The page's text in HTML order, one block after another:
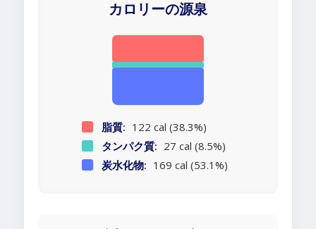
カロリーの源泉
脂質: 122 cal (38.3%)
タンパク質: 27 cal (8.5%)
炭水化物: 169 cal (53.1%)